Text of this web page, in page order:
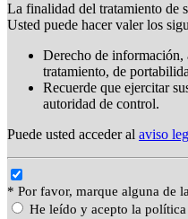
La finalidad del tratamiento de
Usted puede hacer valer los
Derecho de
tratamiento, de
Recuerde que ejercitar
autoridad de control.
Puede usted acceder al aviso
* Por favor, marque alguna de
He leído y acepto la